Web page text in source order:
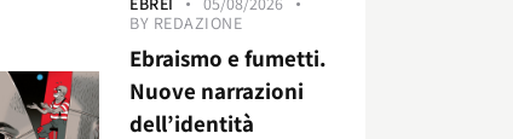
BY REDAZIONE
Ebraismo e fumetti.
Nuove narrazioni
dell’identità